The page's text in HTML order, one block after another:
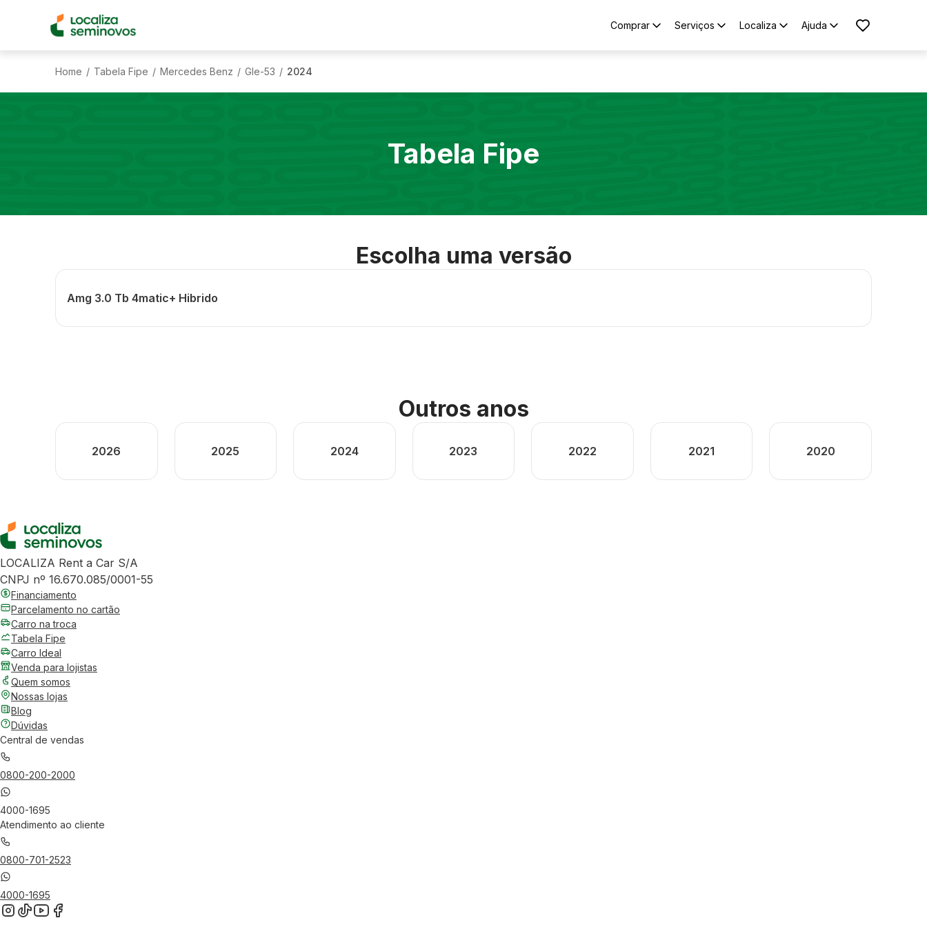
Comprar Serviços Localiza Ajuda
Home / Tabela Fipe / Mercedes Benz / Gle-53 / 2024
Tabela Fipe
Escolha uma versão
Amg 3.0 Tb 4matic+ Hibrido
Outros anos
2026 2025 2024 2023 2022 2021 2020
LOCALIZA Rent a Car S/A
CNPJ nº 16.670.085/0001-55
Financiamento
Parcelamento no cartão
Carro na troca
Tabela Fipe
Carro Ideal
Venda para lojistas
Quem somos
Nossas lojas
Blog
Dúvidas
Central de vendas
0800-200-2000
4000-1695
Atendimento ao cliente
0800-701-2523
4000-1695